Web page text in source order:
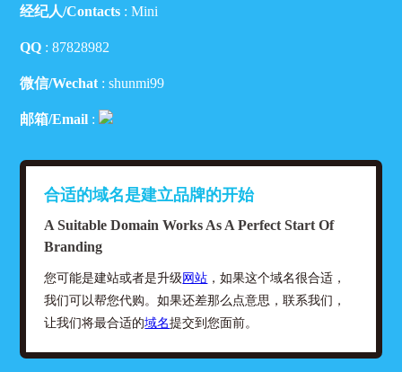
经纪人/Contacts : Mini
QQ :87828982
微信/Wechat : shunmi99
邮箱/Email :
合适的域名是建立品牌的开始
A Suitable Domain Works As A Perfect Start Of
Branding
您可能是建站或者是升级 网站 ，如果这个域名很合适，
我们可以帮您代购。如果还差那么点意思，联系我们，
让我们将最合适的域名提交到您面前。